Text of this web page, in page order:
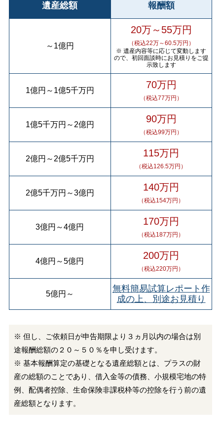
遺産総額 報酬額
～ 1億円
20万～55万円
（税込22万～60.5万円）
※ 遺産内容等に応じて変動します
ので、初回面談時にお見積りをご提
示致します
1億円 ～ 1億5千万円 70万円
（税込77万円）
1億5千万円 ～ 2億円 90万円
（税込99万円）
2億円 ～ 2億5千万円 115万円
（税込126.5万円）
2億5千万円 ～3億円 140万円
（税込154万円）
3億円 ～4億円 170万円
（税込187万円）
4億円 ～5億円 200万円
（税込220万円）
5億円 ～
無料簡易試算レポート作
成の上、別途お見積り
※ 但し、ご依頼日が申告期限より３ヵ月以内の場合は別
途報酬総額の２０～５０％を申し受けます。
※ 基本報酬算定の基礎となる遺産総額とは、プラスの財
産の総額のことであり、借入金等の債務、小規模宅地の特
例、配偶者控除、生命保険非課税枠等の控除を行う前の遺
産総額となります。